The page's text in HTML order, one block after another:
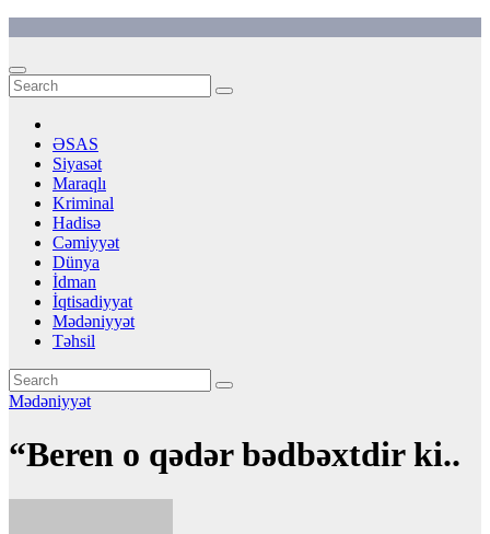
content
ƏSAS
Siyasət
Maraqlı
Kriminal
Hadisə
Cəmiyyət
Dünya
İdman
İqtisadiyyat
Mədəniyyət
Təhsil
Mədəniyyət
“Beren o qədər bədbəxtdir ki..